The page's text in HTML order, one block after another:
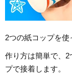
2つの紙コップを使
作り方は簡単で、
プで接着します。